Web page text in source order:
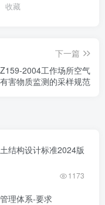
收藏
下一篇
2004工作场所空气
害物质监测的采样规范
结构设计标准2024版
1173
理体系-要求